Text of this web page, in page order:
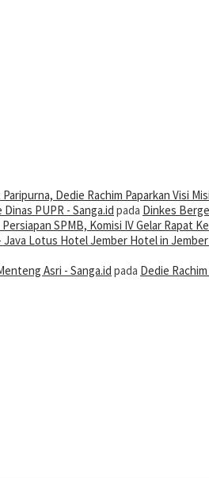
Paripurna, Dedie Rachim Paparkan Visi
PUPR - Sanga.id pada Dinkes
Persiapan SPMB, Komisi IV Gelar Rapat
Lotus Hotel Jember Hotel in
Asri - Sanga.id pada Dedie